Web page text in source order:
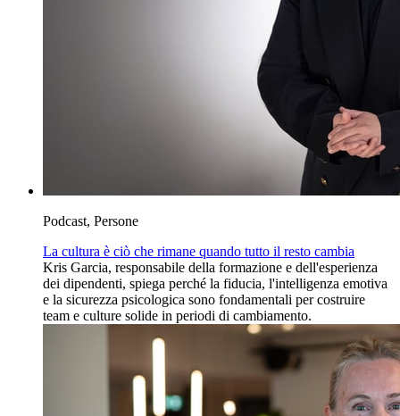
Podcast, Persone
La cultura è ciò che rimane quando tutto il resto cambia
Kris Garcia, responsabile della formazione e dell'esperienza
dei dipendenti, spiega perché la fiducia, l'intelligenza emotiva
e la sicurezza psicologica sono fondamentali per costruire
team e culture solide in periodi di cambiamento.